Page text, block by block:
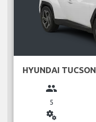
HYUNDAI TUCSON
group
5
miscellaneous_services